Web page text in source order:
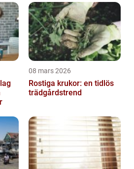
08 mars 2026
Rostiga krukor: en tidlös
trädgårdstrend